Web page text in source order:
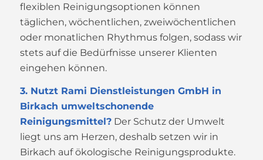
flexiblen Reinigungsoptionen können
täglichen, wöchentlichen, zweiwöchentlichen
oder monatlichen Rhythmus folgen, sodass wir
stets auf die Bedürfnisse unserer Klienten
eingehen können.
3. Nutzt Rami Dienstleistungen GmbH in
Birkach umweltschonende
Reinigungsmittel?Der Schutz der Umwelt
liegt uns am Herzen, deshalb setzen wir in
Birkach auf ökologische Reinigungsprodukte.